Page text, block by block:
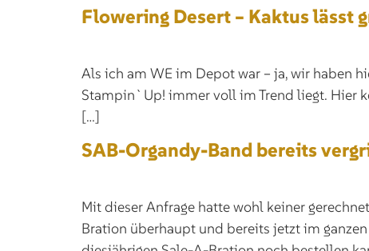
Flowering Desert – Kaktus lässt
Als ich am WE im Depot war – ja, wir haben
Stampin`Up! immer voll im Trend liegt. Hier
[…]
SAB-Organdy-Band bereits
Mit dieser Anfrage hatte wohl keiner
Bration überhaupt und bereits jetzt im